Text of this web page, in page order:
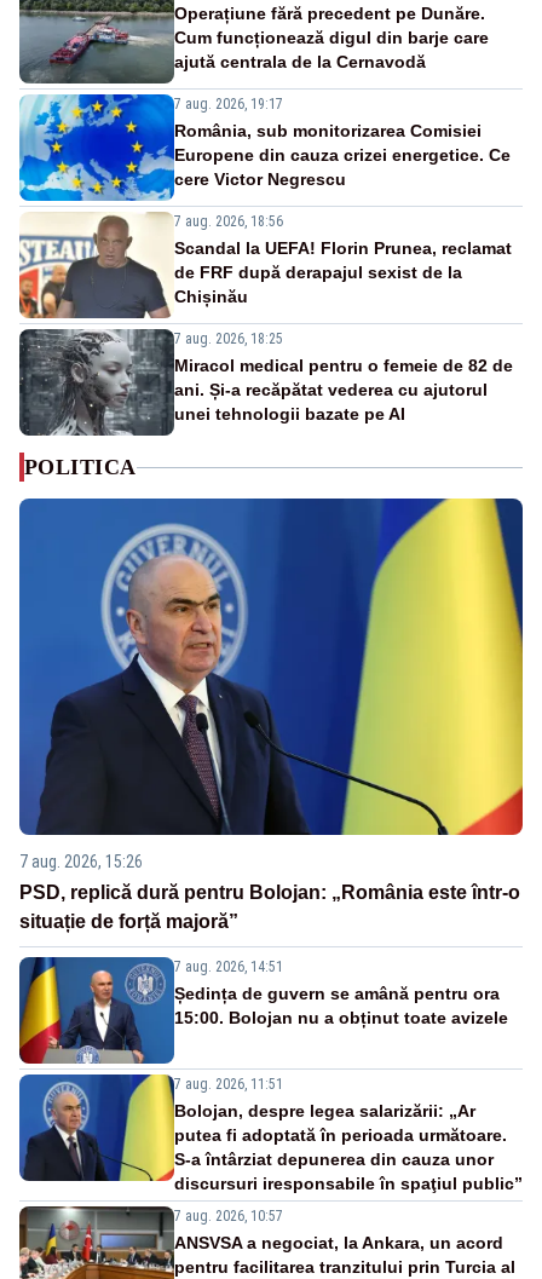
Operațiune fără precedent pe Dunăre.
Cum funcționează digul din barje care
ajută centrala de la Cernavodă
7 aug. 2026, 19:17
România, sub monitorizarea Comisiei
Europene din cauza crizei energetice. Ce
cere Victor Negrescu
7 aug. 2026, 18:56
Scandal la UEFA! Florin Prunea, reclamat
de FRF după derapajul sexist de la
Chișinău
7 aug. 2026, 18:25
Miracol medical pentru o femeie de 82 de
ani. Și-a recăpătat vederea cu ajutorul
unei tehnologii bazate pe AI
POLITICA
7 aug. 2026, 15:26
PSD, replică dură pentru Bolojan: „România este într-o
situație de forță majoră”
7 aug. 2026, 14:51
Ședința de guvern se amână pentru ora
15:00. Bolojan nu a obținut toate avizele
7 aug. 2026, 11:51
Bolojan, despre legea salarizării: „Ar
putea fi adoptată în perioada următoare.
S-a întârziat depunerea din cauza unor
discursuri iresponsabile în spaţiul public”
7 aug. 2026, 10:57
ANSVSA a negociat, la Ankara, un acord
pentru facilitarea tranzitului prin Turcia al